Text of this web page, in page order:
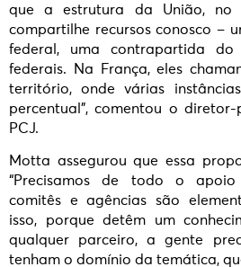
que a estrutura da União, no
compartilhe recursos conosco –
federal, uma contrapartida do
federais. Na França, eles
território, onde várias
percentual”, comentou o
PCJ.
Motta assegurou que essa
“Precisamos de todo o apoio
comitês e agências são
isso, porque detêm um
qualquer parceiro, a gente
tenham o domínio da temática,